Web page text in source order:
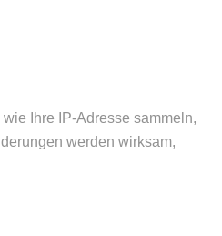
Ihre IP-Adresse sammeln,
werden wirksam,